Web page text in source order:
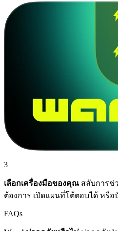
3
เลือกเครื่องมือของคุณ สลับการช่
ต้องการ เปิดแผนที่โต้ตอบได้ หรื
FAQs